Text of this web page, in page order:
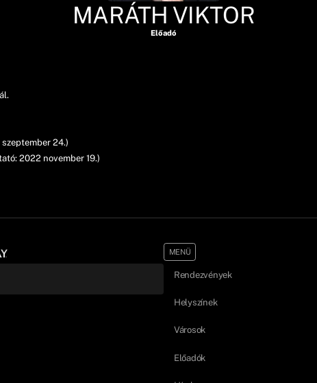
MARÁTH VIKTOR
Előadó
24.)
2022 november 19.)
MENÜ
Rendezvények
Helyszínek
Városok
Előadók